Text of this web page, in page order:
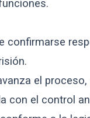
confirmarse
el
con el control